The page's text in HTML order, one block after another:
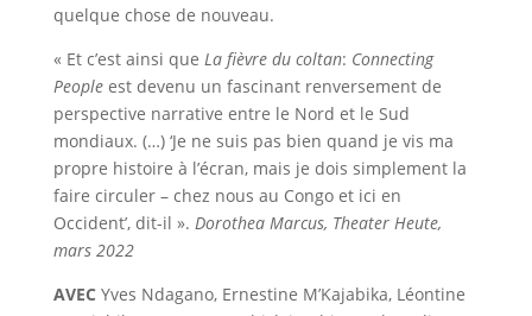
quelque chose de nouveau.
« Et c’est ainsi que La fièvre du coltan: Connecting
Peopleest devenu un fascinant renversement de
perspective narrative entre le Nord et le Sud
mondiaux. (…) ‘Je ne suis pas bien quand je vis ma
propre histoire à l’écran, mais je dois simplement la
faire circuler – chez nous au Congo et ici en
Occident’, dit-il ». Dorothea Marcus, Theater Heute,
mars 2022
AVEC Yves Ndagano, Ernestine M’Kajabika, Léontine